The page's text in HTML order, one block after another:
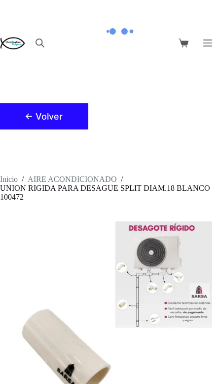
Carro
← Volver
Inicio / AIRE ACONDICIONADO /
UNION RIGIDA PARA DESAGUE SPLIT DIAM.18 BLANCO
100472